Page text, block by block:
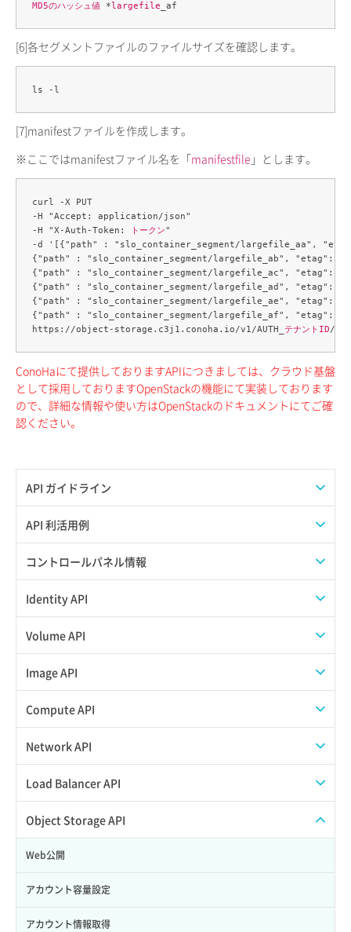
API ガイドライン
APIのご利用について
API 利活用例
APIでAPIサブユーザーを作成する
APIでVPSにISOイメージを挿入する
APIでVPSを作成する
コントロールパネル情報
APIユーザーを作成する
API情報を確認する
Identity API
Credential一覧取得
Credential作成
Credential削除
サブユーザーにロールを紐づけ
サブユーザー一覧取得
サブユーザー作成
サブユーザー削除
Volume API
スナップショット一覧取得
スナップショット作成
スナップショット削除
スナップショット詳細取得（アイテム指定）
バックアップリストア
バックアップ一覧取得
Image API
ISOイメージアップロード
ISOイメージ作成
イメージ一覧取得
Compute API
ISOイメージ挿入/排出
SSHキーペア一覧取得
SSHキーペア作成
SSHキーペア削除
SSHキーペア詳細取得
アタッチ済みポート一覧取得
Network API
QoSポリシー一覧取得
QoSポリシー詳細取得
サブネット一覧取得
サブネット作成（ローカルネットワーク用）
サブネット削除（ローカルネットワーク用）
Load Balancer API
プール一覧取得
プール作成
プール削除
プール更新
Object Storage API
Web公開
アカウント容量設定
アカウント情報取得
MD5のハッシュ値 *largefile
[6]各セグメントファイルのファイルサイズを確認します。
[7]manifestファイルを作成します。
※ここではmanifestファイル名を「manifestfile 」とします。
curl -X PUT
-H "Accept: application/json"
-H "X-Auth-Token:
トークン"
-d '[{"path" : "slo_container_segment/largefile_aa",
{"path" : "slo_container_segment/largefile_ab", "etag": "
{"path" : "slo_container_segment/largefile_ac", "etag": "
{"path" : "slo_container_segment/largefile_ad", "etag": "
{"path" : "slo_container_segment/largefile_ae", "etag": "
{"path" : "slo_container_segment/largefile_af", "etag": "
https://object-storage.c3j1.conoha.io/v1/AUTH_ テナントID/
ConoHaにて提供しておりますAPIにつきましては、クラウド基盤
として採用しておりますOpenStackの機能にて実装しております
ので、詳細な情報や使い方はOpenStackのドキュメントにてご確
認ください。